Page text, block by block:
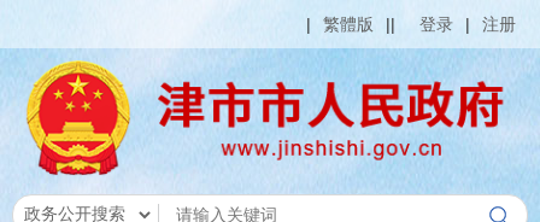
| 繁體版 || 登录 | 注册